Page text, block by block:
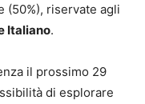
(50%), riservate agli
Italiano.
il prossimo 29
di esplorare